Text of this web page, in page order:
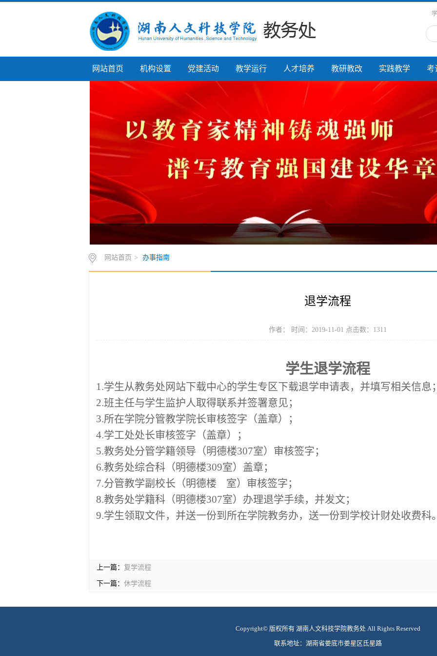
网站首页 机构设置 党建活动 教学运行 人才培养 教研教改 实践教学 考
网站首页 > 办事指南
退学流程
作者： 时间：2019-11-01 点击数： 1311
学生退学流程
1.学生从教务处网站下载中心的学生专区下载退学申请表，并填写相关信息
2.班主任与学生监护人取得联系并签署意见；
3.所在学院分管教学院长审核签字（盖章）；
4.学工处处长审核签字（盖章）；
5.教务处分管学籍领导（明德楼307室）审核签字；
6.教务处综合科（明德楼309室）盖章；
7.分管教学副校长（明德楼 室）审核签字；
8.教务处学籍科（明德楼307室）办理退学手续，并发文；
9.学生领取文件，并送一份到所在学院教务办，送一份到学校计财处收费科
上一篇： 复学流程
下一篇： 休学流程
Copyright© 版权所有 湖南人文科技学院教务处 All Rights Reserved
联系地址：湖南省娄底市娄星区氐星路